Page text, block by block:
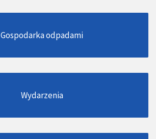
Gospodarka odpadami
Wydarzenia